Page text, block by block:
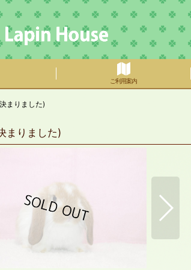
ご利用案内
まりました)
まりました)